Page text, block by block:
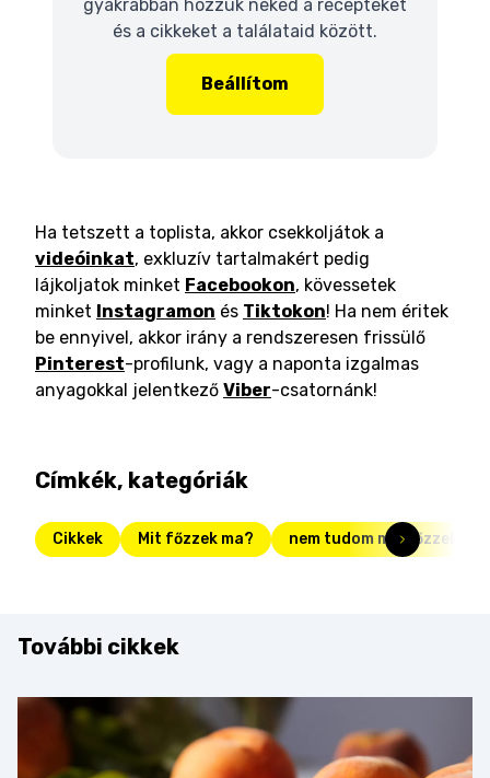
gyakrabban hozzuk neked a recepteket
és a cikkeket a találataid között.
Beállítom
Ha tetszett a toplista, akkor csekkoljátok a
videóinkat, exkluzív tartalmakért pedig
lájkoljatok minket Facebookon, kövessetek
minket Instagramon és Tiktokon! Ha nem éritek
be ennyivel, akkor irány a rendszeresen frissülő
Pinterest-profilunk, vagy a naponta izgalmas
anyagokkal jelentkező Viber-csatornánk!
Címkék, kategóriák
Cikkek Mit főzzek ma? nem tudom mit főzzek
További cikkek